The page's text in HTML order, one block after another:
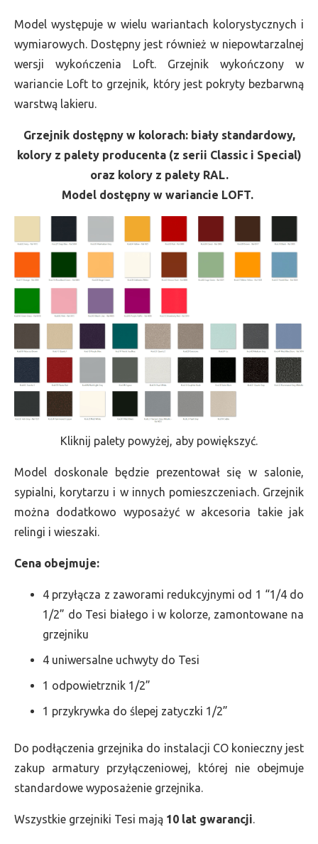
Model występuje w wielu wariantach kolorystycznych i
wymiarowych. Dostępny jest również w niepowtarzalnej
wersji wykończenia Loft. Grzejnik wykończony w
wariancie Loft to grzejnik, który jest pokryty bezbarwną
warstwą lakieru.
Grzejnik dostępny w kolorach: biały standardowy,
kolory z palety producenta (z serii Classic i Special)
oraz kolory z palety RAL.
Model dostępny w wariancie LOFT.
Kliknij palety powyżej, aby powiększyć.
Model doskonale będzie prezentował się w salonie,
sypialni, korytarzu i w innych pomieszczeniach. Grzejnik
można dodatkowo wyposażyć w akcesoria takie jak
relingi i wieszaki.
Cena obejmuje:
4 przyłącza z zaworami redukcyjnymi od 1 “1/4 do
1/2” do Tesi białego i w kolorze, zamontowane na
grzejniku
4 uniwersalne uchwyty do Tesi
1 odpowietrznik 1/2”
1 przykrywka do ślepej zatyczki 1/2”
Do podłączenia grzejnika do instalacji CO konieczny jest
zakup armatury przyłączeniowej, której nie obejmuje
standardowe wyposażenie grzejnika.
Wszystkie grzejniki Tesi mają 10 lat gwarancji.